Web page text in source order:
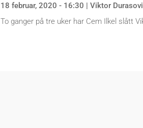
18 februar, 2020 - 16:30
Viktor
To ganger på tre uker har Cem Ilkel slått